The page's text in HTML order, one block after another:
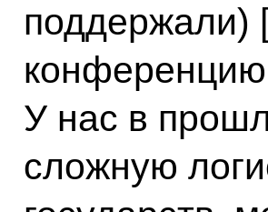
поддержали)
У нас в
сложную